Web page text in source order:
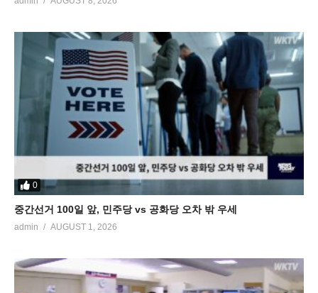
0
중간선거 100일 앞, 민주당 vs 공화당 오차 밖 우세
admin AUGUST 1, 2026